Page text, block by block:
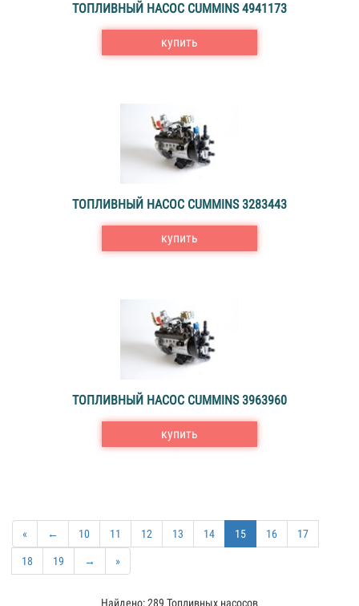
ТОПЛИВНЫЙ НАСОС CUMMINS 4941173
купить
ТОПЛИВНЫЙ НАСОС CUMMINS 3283443
купить
ТОПЛИВНЫЙ НАСОС CUMMINS 3963960
купить
« ← 10 11 12 13 14 15 16 17
18 19 → »
Найдено: 289 Топливных насосов